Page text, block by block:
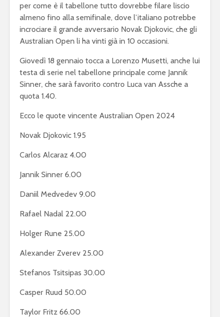
per come è il tabellone tutto dovrebbe filare liscio
almeno fino alla semifinale, dove l’italiano potrebbe
incrociare il grande avversario Novak Djokovic, che gli
Australian Open li ha vinti già in 10 occasioni.
Giovedì 18 gennaio tocca a Lorenzo Musetti, anche lui
testa di serie nel tabellone principale come Jannik
Sinner, che sarà favorito contro Luca van Assche a
quota 1.40.
Ecco le quote vincente Australian Open 2024
Novak Djokovic 1.95
Carlos Alcaraz 4.00
Jannik Sinner 6.00
Daniil Medvedev 9.00
Rafael Nadal 22.00
Holger Rune 25.00
Alexander Zverev 25.00
Stefanos Tsitsipas 30.00
Casper Ruud 50.00
Taylor Fritz 66.00